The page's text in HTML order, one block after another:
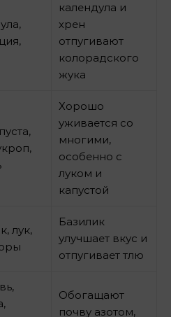
календула и
хрен
отпугивают
колорадского
жука
Хорошо
уживается со
многими,
особенно с
луком и
капустой
лук,
Базилик
улучшает вкус и
отпугивает тлю
Обогащают
почву азотом,